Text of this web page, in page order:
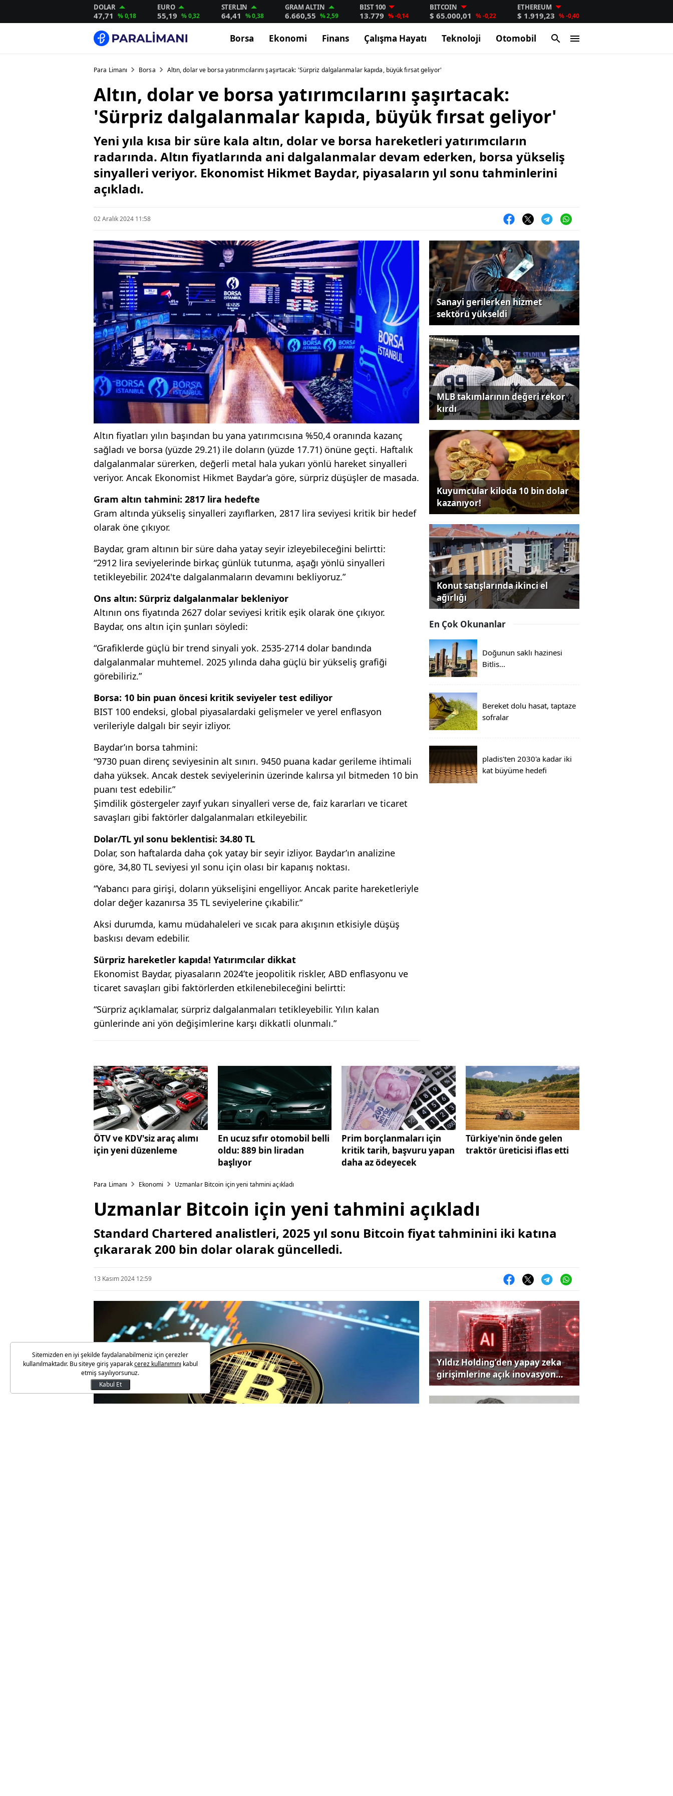
DOLAR
47,71 % 0,18
EURO
55,19 % 0,32
STERLIN
64,41 % 0,38
GRAM ALTIN
6.660,55 % 2,59
BIST 100
13.779 % -0,14
BITCOIN
$ 65.000,01 % -0,22
ETHEREUM
$ 1.919,23 % -0,40
Borsa Ekonomi Finans Çalışma Hayatı Teknoloji Otomobil
Para Limanı Borsa Altın, dolar ve borsa yatırımcılarını şaşırtacak: 'Sürpriz dalgalanmalar kapıda, büyük fırsat geliyor'
Altın, dolar ve borsa yatırımcılarını şaşırtacak:
'Sürpriz dalgalanmalar kapıda, büyük fırsat geliyor'
Yeni yıla kısa bir süre kala altın, dolar ve borsa hareketleri yatırımcıların
radarında. Altın fiyatlarında ani dalgalanmalar devam ederken, borsa yükseliş
sinyalleri veriyor. Ekonomist Hikmet Baydar, piyasaların yıl sonu tahminlerini
açıkladı.
02 Aralık 2024 11:58
Altın fiyatları yılın başından bu yana yatırımcısına %50,4 oranında kazanç
sağladı ve borsa (yüzde 29.21) ile doların (yüzde 17.71) önüne geçti. Haftalık
dalgalanmalar sürerken, değerli metal hala yukarı yönlü hareket sinyalleri
veriyor. Ancak Ekonomist Hikmet Baydar’a göre, sürpriz düşüşler de masada.
Gram altın tahmini: 2817 lira hedefte
Gram altında yükseliş sinyalleri zayıflarken, 2817 lira seviyesi kritik bir hedef
olarak öne çıkıyor.
Baydar, gram altının bir süre daha yatay seyir izleyebileceğini belirtti:
“2912 lira seviyelerinde birkaç günlük tutunma, aşağı yönlü sinyalleri
tetikleyebilir. 2024'te dalgalanmaların devamını bekliyoruz.”
Ons altın: Sürpriz dalgalanmalar bekleniyor
Altının ons fiyatında 2627 dolar seviyesi kritik eşik olarak öne çıkıyor.
Baydar, ons altın için şunları söyledi:
“Grafiklerde güçlü bir trend sinyali yok. 2535-2714 dolar bandında
dalgalanmalar muhtemel. 2025 yılında daha güçlü bir yükseliş grafiği
görebiliriz.”
Borsa: 10 bin puan öncesi kritik seviyeler test ediliyor
BIST 100 endeksi, global piyasalardaki gelişmeler ve yerel enflasyon
verileriyle dalgalı bir seyir izliyor.
Baydar’ın borsa tahmini:
“9730 puan direnç seviyesinin alt sınırı. 9450 puana kadar gerileme ihtimali
daha yüksek. Ancak destek seviyelerinin üzerinde kalırsa yıl bitmeden 10 bin
puanı test edebilir.”
Şimdilik göstergeler zayıf yukarı sinyalleri verse de, faiz kararları ve ticaret
savaşları gibi faktörler dalgalanmaları etkileyebilir.
Dolar/TL yıl sonu beklentisi: 34.80 TL
Dolar, son haftalarda daha çok yatay bir seyir izliyor. Baydar’ın analizine
göre, 34,80 TL seviyesi yıl sonu için olası bir kapanış noktası.
“Yabancı para girişi, doların yükselişini engelliyor. Ancak parite hareketleriyle
dolar değer kazanırsa 35 TL seviyelerine çıkabilir.”
Aksi durumda, kamu müdahaleleri ve sıcak para akışının etkisiyle düşüş
baskısı devam edebilir.
Sürpriz hareketler kapıda! Yatırımcılar dikkat
Ekonomist Baydar, piyasaların 2024’te jeopolitik riskler, ABD enflasyonu ve
ticaret savaşları gibi faktörlerden etkilenebileceğini belirtti:
“Sürpriz açıklamalar, sürpriz dalgalanmaları tetikleyebilir. Yılın kalan
günlerinde ani yön değişimlerine karşı dikkatli olunmalı.”
Sanayi gerilerken hizmet
sektörü yükseldi
MLB takımlarının değeri rekor
kırdı
Kuyumcular kiloda 10 bin dolar
kazanıyor!
Konut satışlarında ikinci el
ağırlığı
En Çok Okunanlar
Doğunun saklı hazinesi
Bitlis...
Bereket dolu hasat, taptaze
sofralar
pladis'ten 2030'a kadar iki
kat büyüme hedefi
ÖTV ve KDV'siz araç alımı
için yeni düzenleme
En ucuz sıfır otomobil belli
oldu: 889 bin liradan
başlıyor
Prim borçlanmaları için
kritik tarih, başvuru yapan
daha az ödeyecek
Türkiye'nin önde gelen
traktör üreticisi iflas etti
Para Limanı Ekonomi Uzmanlar Bitcoin için yeni tahmini açıkladı
Uzmanlar Bitcoin için yeni tahmini açıkladı
Standard Chartered analistleri, 2025 yıl sonu Bitcoin fiyat tahminini iki katına
çıkararak 200 bin dolar olarak güncelledi.
13 Kasım 2024 12:59
Yıldız Holding’den yapay zeka
girişimlerine açık inovasyon
çağrısı
Sitemizden en iyi şekilde faydalanabilmeniz için çerezler
kullanılmaktadır. Bu siteye giriş yaparakçerez kullanımını kabul
etmiş sayılıyorsunuz.
Kabul Et